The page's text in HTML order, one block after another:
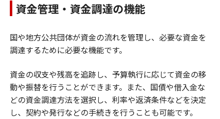
資金管理・資金調達の機能
国や地方公共団体が資金の流れを管理し、必要な資金を
調達するために必要な機能です。
資金の収支や残高を追跡し、予算執行に応じて資金の移
動や振替を行うことができます。また、国債や借入金な
どの資金調達方法を選択し、利率や返済条件などを決定
し、契約や発行などの手続きを行うことも可能です。